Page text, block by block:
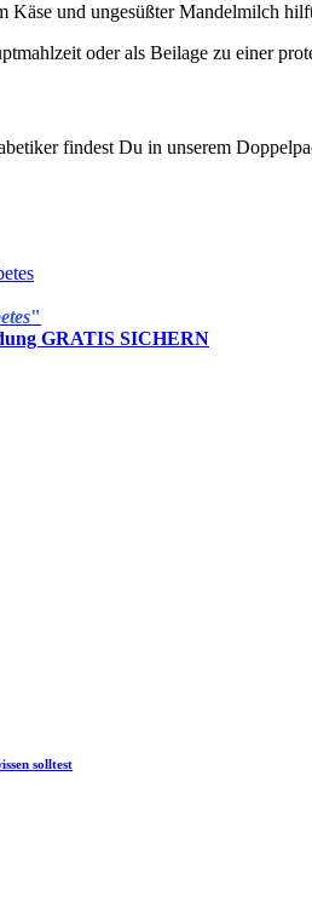
Käse und ungesüßter Mandelmilch
oder als Beilage zu einer
findest Du in unserem
"
GRATIS SICHERN
solltest